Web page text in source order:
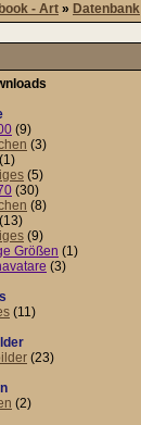
- Art » Datenbank
(9)
(3)
(1)
(5)
(30)
(8)
(13)
(9)
Größen (1)
(3)
(11)
(23)
(2)